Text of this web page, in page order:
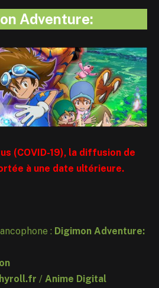
Adventure:
(COVID-19), la diffusion de
à une date ultérieure.
: Digimon Adventure:
/ Anime Digital